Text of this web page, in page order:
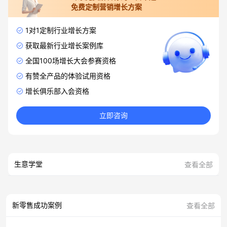
免费定制营销增长方案
1对1定制行业增长方案
获取最新行业增长案例库
全国100场增长大会参赛资格
有赞全产品的体验试用资格
增长俱乐部入会资格
立即咨询
生意学堂 查看全部
新零售成功案例 查看全部